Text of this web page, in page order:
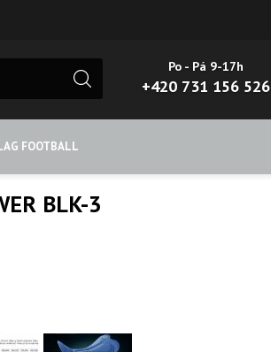
Po - Pá 9-17h
+420 731 156 526
FOOTBALL
BLK-3